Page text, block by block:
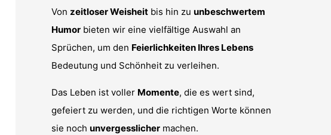
Von zeitloser Weisheit bis hin zu unbeschwertem
Humor bieten wir eine vielfältige Auswahl an
Sprüchen, um den Feierlichkeiten Ihres Lebens
Bedeutung und Schönheit zu verleihen.
Das Leben ist voller Momente, die es wert sind,
gefeiert zu werden, und die richtigen Worte können
sie noch unvergesslicher machen.